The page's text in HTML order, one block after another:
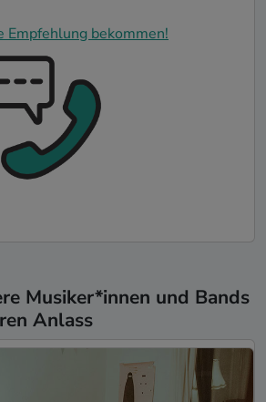
Empfehlung bekommen!
Musiker*innen und Bands
Anlass